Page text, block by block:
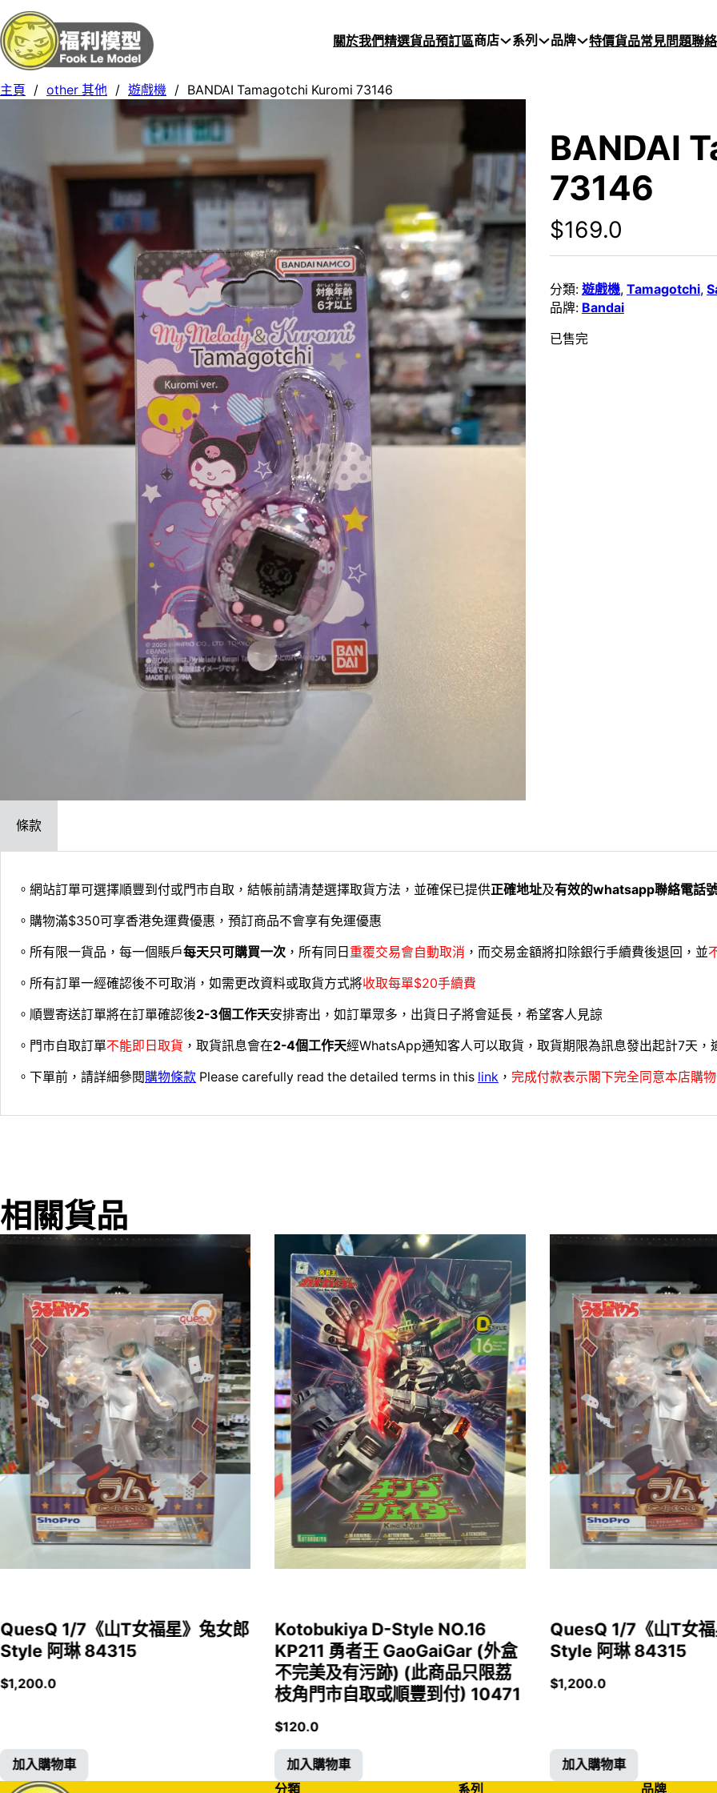
關於我們精選貨品預訂區商店 系列 品牌 特價貨品常見問題聯
主頁 / other 其他 / 遊戲機 / BANDAI Tamagotchi Kuromi 73146
BANDAI
73146
$169.0
分類: 遊戲機, Tamagotchi,
品牌: Bandai
已售完
條款
。網站訂單可選擇順豐到付或門市自取，結帳前請清楚選擇取貨方法，並確保已提供正確地址及有效的whatsapp聯絡電話
。購物滿$350可享香港免運費優惠，預訂商品不會享有免運優惠
。所有限一貨品，每一個賬戶每天只可購買一次 ，所有同日 重覆交易會自動取消 ，而交易金額將扣除銀行手續費後退回，並
。所有訂單一經確認後不可取消，如需更改資料或取貨方式將收取每單$20手續費
。順豐寄送訂單將在訂單確認後2-3個工作天安排寄出，如訂單眾多，出貨日子將會延長，希望客人見諒
。門市自取訂單不能即日取貨 ，取貨訊息會在2-4個工作天經WhatsApp通知客人可以取貨，取貨期限為訊息發出起計7天，
。下單前，請詳細參閱購物條款 Please carefully read the detailed terms in this link ， 完成付款表示閣下完全同意本店購
相關貨品
QuesQ 1/7《山T女福星》兔女郎
Style 阿琳 84315
$1,200.0
加入購物車
Kotobukiya D-Style NO.16
KP211 勇者王 GaoGaiGar (外盒
不完美及有污跡) (此商品只限荔
枝角門市自取或順豐到付) 10471
$120.0
加入購物車
QuesQ 1/7《山T女
Style 阿琳 84315
$1,200.0
加入購物車
分類
系列 品牌